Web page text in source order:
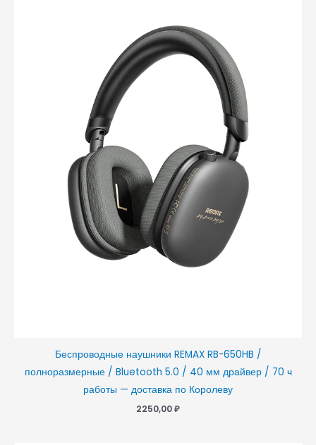
Беспроводные наушники REMAX RB-650HB /
полноразмерные / Bluetooth 5.0 / 40 мм драйвер / 70 ч
работы — доставка по Королеву
2250,00₽